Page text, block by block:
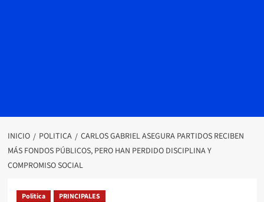
INICIO POLITICA
CARLOS GABRIEL ASEGURA PARTIDOS RECIBEN
MÁS FONDOS PÚBLICOS, PERO HAN PERDIDO DISCIPLINA Y
COMPROMISO SOCIAL
Politica PRINCIPALES